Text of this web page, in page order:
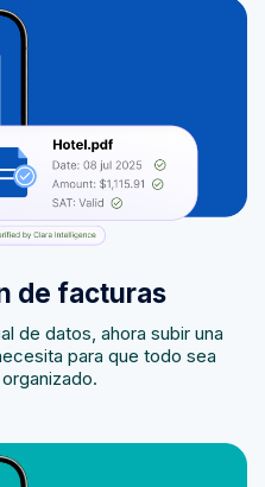
de facturas
de datos, ahora subir una
para que todo sea